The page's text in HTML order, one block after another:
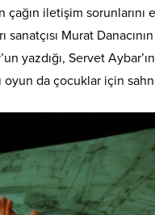
çağın iletişim sorunlarını
sanatçısı Murat
yazdığı, Servet
oyun da çocuklar için